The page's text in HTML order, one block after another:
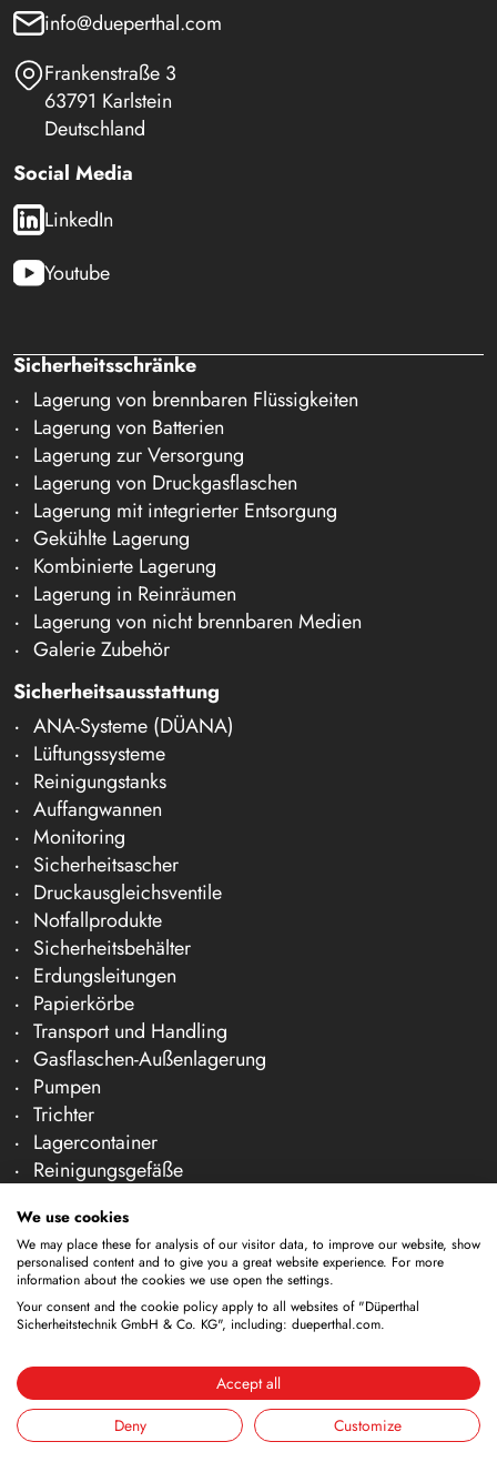
info@dueperthal.com
Frankenstraße 3
63791 Karlstein
Deutschland
Social Media
LinkedIn
Youtube
Sicherheitsschränke
Lagerung von brennbaren Flüssigkeiten
Lagerung von Batterien
Lagerung zur Versorgung
Lagerung von Druckgasflaschen
Lagerung mit integrierter Entsorgung
Gekühlte Lagerung
Kombinierte Lagerung
Lagerung in Reinräumen
Lagerung von nicht brennbaren Medien
Galerie Zubehör
Sicherheitsausstattung
ANA-Systeme (DÜANA)
Lüftungssysteme
Reinigungstanks
Auffangwannen
Monitoring
Sicherheitsascher
Druckausgleichsventile
Notfallprodukte
Sicherheitsbehälter
Erdungsleitungen
Papierkörbe
Transport und Handling
Gasflaschen-Außenlagerung
Pumpen
Trichter
Lagercontainer
Reinigungsgefäße
Unternehmen
Über uns
Team
Karriere
Messen
Kontakt & Beratung
We use cookies
We may place these for analysis of our visitor data, to improve our website, show
personalised content and to give you a great website experience. For more
information about the cookies we use open the settings.
Your consent and the cookie policy apply to all websites of "Düperthal
Sicherheitstechnik GmbH & Co. KG", including: dueperthal.com.
Accept all
Deny
Customize